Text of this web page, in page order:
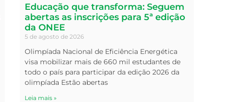
Educação que transforma: Seguem
abertas as inscrições para 5ª edição
da ONEE
5 de agosto de 2026
Olimpíada Nacional de Eficiência Energética
visa mobilizar mais de 660 mil estudantes de
todo o país para participar da edição 2026 da
olimpíada Estão abertas
Leia mais »